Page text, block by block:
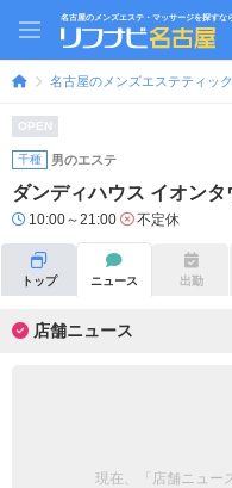
名古屋のメンズエステ・マッサージを探すな
名古屋のメンズエステティック
OPEN
千種 男のエステ
ダンディハウス イオンタ
10:00～21:00 不定休
トップ ニュース 出勤
店舗ニュース
現在、「店舗ニュー